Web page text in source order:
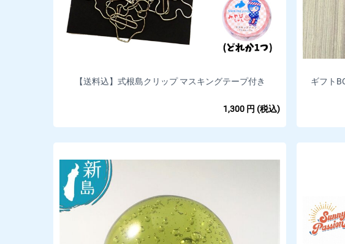
【送料込】式根島クリップ マスキングテープ付き
1,300 円 (税込)
ギフト